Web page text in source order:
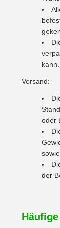
kann.
Versand:
oder
der